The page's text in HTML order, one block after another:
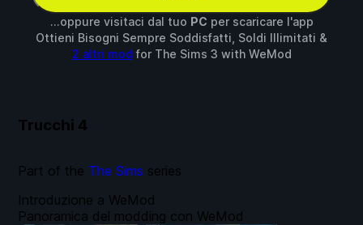
...oppure visitaci dal tuo PC per scaricare l'app
Ottieni Bisogni Sempre Soddisfatti, Soldi Illimitati &
2 altri mod for The Sims 3 with WeMod
Trucchi 4
Introduzione a WeMod
Panoramica del modding con WeMod
Part of the The Sims series